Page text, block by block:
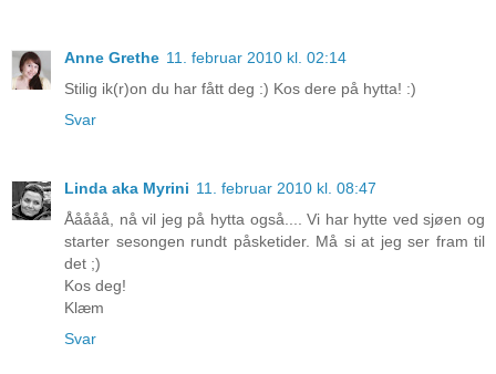
Anne Grethe 11. februar 2010 kl. 02:14
Stilig ik(r)on du har fått deg :) Kos dere på hytta! :)
Svar
Linda aka Myrini 11. februar 2010 kl. 08:47
Ååååå, nå vil jeg på hytta også.... Vi har hytte ved sjøen og
starter sesongen rundt påsketider. Må si at jeg ser fram til
det ;)
Kos deg!
Klæm
Svar